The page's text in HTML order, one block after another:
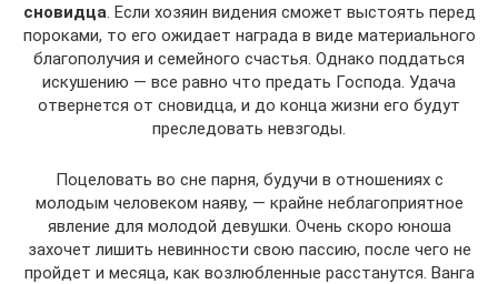
сновидца . Если хозяин видения сможет выстоять перед
пороками, то его ожидает награда в виде материального
благополучия и семейного счастья. Однако поддаться
искушению — все равно что предать Господа. Удача
отвернется от сновидца, и до конца жизни его будут
преследовать невзгоды.
Поцеловать во сне парня, будучи в отношениях с
молодым человеком наяву, — крайне неблагоприятное
явление для молодой девушки. Очень скоро юноша
захочет лишить невинности свою пассию, после чего не
пройдет и месяца, как возлюбленные расстанутся. Ванга